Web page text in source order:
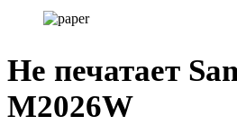
Не печатает
M2026W